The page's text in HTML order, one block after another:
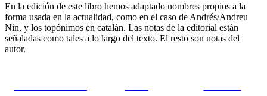
En la edición de este libro hemos adaptado nombres propios a la
forma usada en la actualidad, como en el caso de Andrés/Andreu
Nin, y los topónimos en catalán. Las notas de la editorial están
señaladas como tales a lo largo del texto. El resto son notas del
autor.